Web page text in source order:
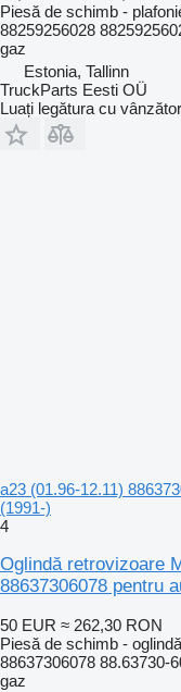
Piesă de schimb -
88259256028
gaz
Estonia, Tallinn
TruckParts Eesti OÜ
Luați legătura cu
a23 (01.96-12.11)
(1991-)
4
Oglindă retrovizoare
88637306078 pentru
50 EUR ≈ 262,30 RON
Piesă de schimb -
88637306078 88.63730-
gaz